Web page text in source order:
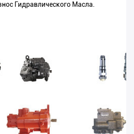
Гидравлического Масла.